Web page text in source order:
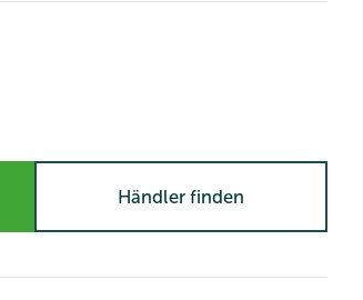
Händler finden